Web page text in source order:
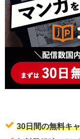
30日間の無料キ